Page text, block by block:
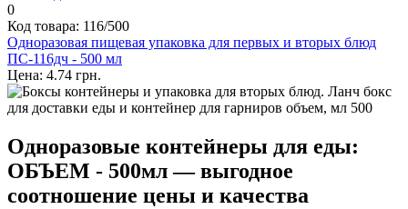
0
Код товара: 116/500
Одноразовая пищевая упаковка для первых и вторых блюд
ПС-116дч - 500 мл
Цена: 4.74 грн.
Одноразовые контейнеры для еды:
ОБЪЕМ - 500мл — выгодное
соотношение цены и качества